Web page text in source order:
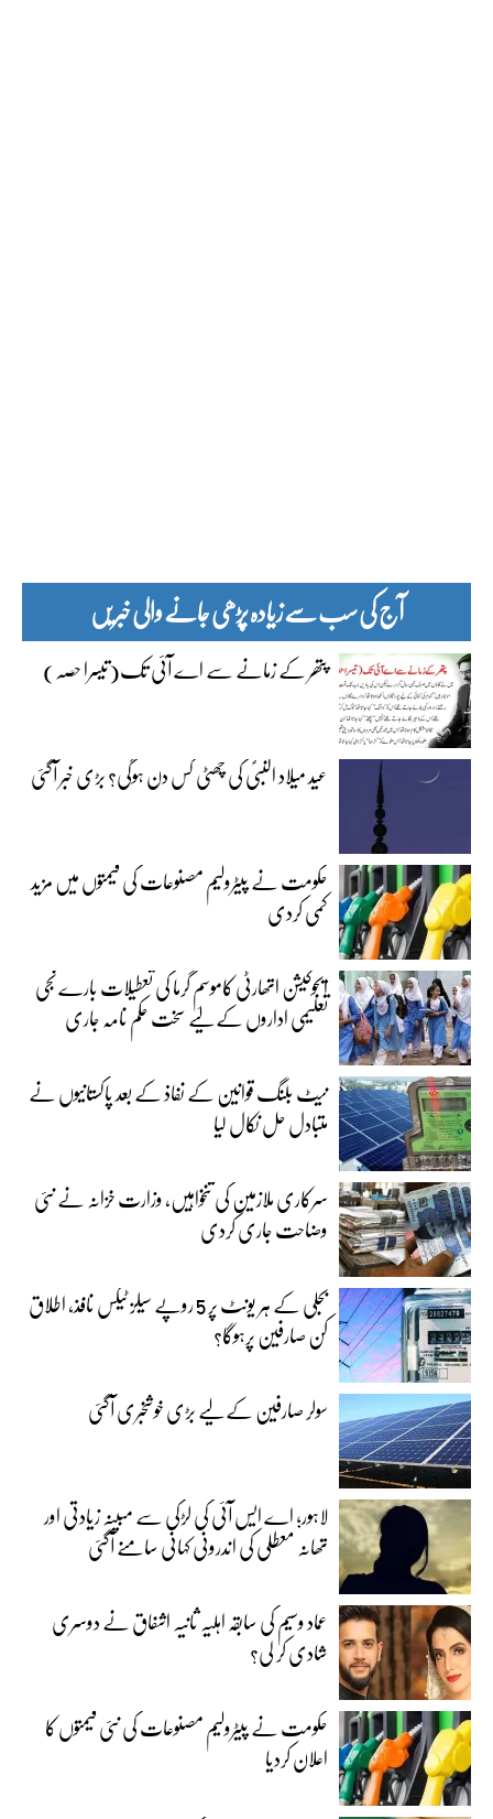
آج کی سب سے زیادہ پڑھی جانے والی خبریں
پتھر کے زمانے سے اے آئی تک(تیسرا حصہ)
عید میلاد النبیؐ کی چھٹی کس دن ہوگی؟ بڑی خبر آگئی
حکومت نے پیٹرولیم مصنوعات کی قیمتوں میں مزید
کمی کردی
ایجوکیشن اتھارٹی کاموسمِ گرما کی تعطیلات بارے نجی
تعلیمی اداروں کے لیے سخت حکم نامہ جاری
نیٹ بلنگ قوانین کے نفاذ کے بعد پاکستانیوں نے
متبادل حل نکال لیا
سرکاری ملازمین کی تنخواہیں، وزارت خزانہ نے نئی
وضاحت جاری کردی
بجلی کے ہر یونٹ پر 5 روپے سیلز ٹیکس نافذ، اطلاق
کن صارفین پرہوگا؟
سولر صارفین کے لیے بڑی خوشخبری آگئی
لاہور؛ اے ایس آئی کی لڑکی سے مبینہ زیادتی اور
تھانہ معطلی کی اندرونی کہانی سامنے آگئی
عماد وسیم کی سابقہ اہلیہ ثانیہ اشفاق نے دوسری
شادی کر لی؟
حکومت نے پیٹرولیم مصنوعات کی نئی قیمتوں کا
اعلان کردیا